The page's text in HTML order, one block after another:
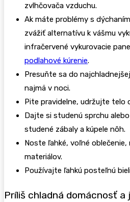
zvlhčovača vzduchu.
Ak máte problémy s
zvážiť alternatívu k vášmu
infračervené vykurovacie
podlahové kúrenie.
Presuňte sa do
najmä v noci.
Pite pravidelne, udržujte telo
Dajte si studenú sprchu
studené zábaly a kúpele nôh.
Noste ľahké, voľné
materiálov.
Používajte ľahkú posteľnú
Príliš chladná domácnosť a